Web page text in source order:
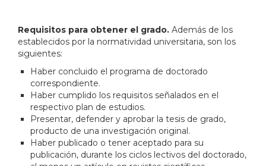
Requisitos para obtener el grado. Además de los
establecidos por la normatividad universitaria, son los
siguientes:
Haber concluido el programa de doctorado
correspondiente.
Haber cumplido los requisitos señalados en el
respectivo plan de estudios.
Presentar, defender y aprobar la tesis de grado,
producto de una investigación original.
Haber publicado o tener aceptado para su
publicación, durante los ciclos lectivos del doctorado,